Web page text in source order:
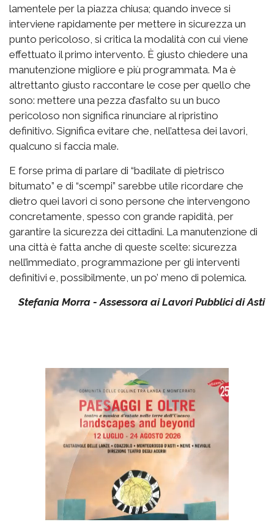
lamentele per la piazza chiusa; quando invece si
interviene rapidamente per mettere in sicurezza un
punto pericoloso, si critica la modalità con cui viene
effettuato il primo intervento. È giusto chiedere una
manutenzione migliore e più programmata. Ma è
altrettanto giusto raccontare le cose per quello che
sono: mettere una pezza d’asfalto su un buco
pericoloso non significa rinunciare al ripristino
definitivo. Significa evitare che, nell’attesa dei lavori,
qualcuno si faccia male.
E forse prima di parlare di “badilate di pietrisco
bitumato” e di “scempi” sarebbe utile ricordare che
dietro quei lavori ci sono persone che intervengono
concretamente, spesso con grande rapidità, per
garantire la sicurezza dei cittadini. La manutenzione di
una città è fatta anche di queste scelte: sicurezza
nell’immediato, programmazione per gli interventi
definitivi e, possibilmente, un po’ meno di polemica.
Stefania Morra - Assessora ai Lavori Pubblici di Asti